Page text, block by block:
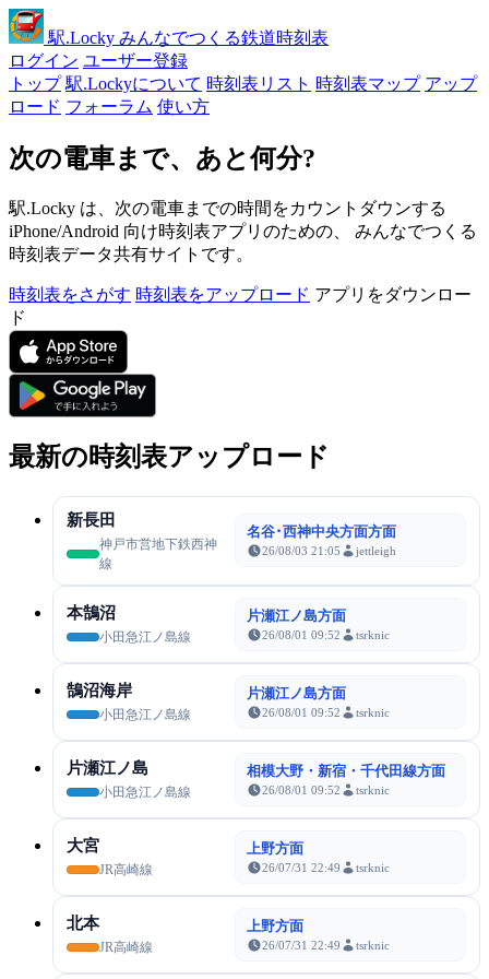
駅.Locky みんなでつくる鉄道時刻表
ログイン ユーザー登録
トップ 駅.Lockyについて 時刻表リスト 時刻表マップ アップ
ロード フォーラム 使い方
次の電車まで、あと何分?
駅.Locky は、次の電車までの時間をカウントダウンする
iPhone/Android 向け時刻表アプリのための、 みんなでつくる
時刻表データ共有サイトです。
時刻表をさがす 時刻表をアップロード アプリをダウンロー
ド
最新の時刻表アップロード
新長田
神戸市営地下鉄西神
線
名谷･西神中央方面方面
26/08/03 21:05 jettleigh
本鵠沼
小田急江ノ島線
片瀬江ノ島方面
26/08/01 09:52 tsrknic
鵠沼海岸
小田急江ノ島線
片瀬江ノ島方面
26/08/01 09:52 tsrknic
片瀬江ノ島
小田急江ノ島線
相模大野・新宿・千代田線方面
26/08/01 09:52 tsrknic
大宮
JR高崎線
上野方面
26/07/31 22:49 tsrknic
北本
JR高崎線
上野方面
26/07/31 22:49 tsrknic